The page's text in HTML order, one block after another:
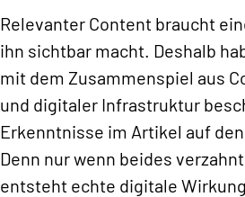
Relevanter Content braucht
ihn sichtbar macht. Deshalb
mit dem Zusammenspiel aus
und digitaler Infrastruktur
Erkenntnisse im Artikel auf
Denn nur wenn beides
entsteht echte digitale